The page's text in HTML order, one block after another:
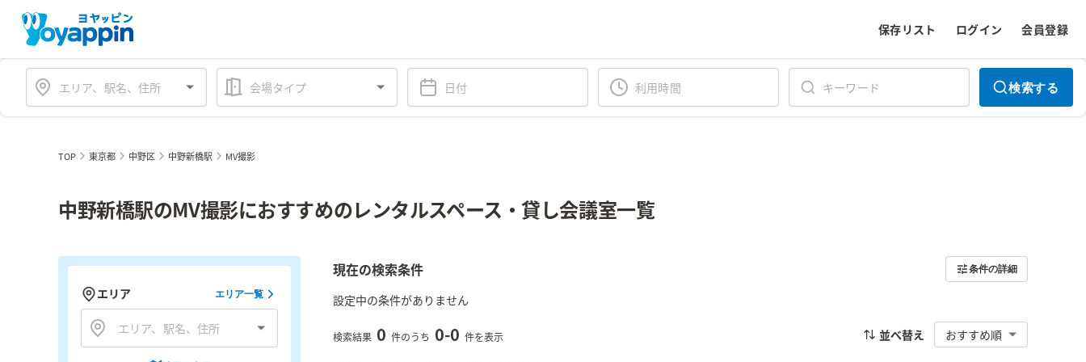
保存リスト ログイン 会員登録
会場タイプ 検索する
TOP 東京都 中野区 中野新橋駅 MV撮影
中野新橋駅のMV撮影におすすめのレンタルスペース・貸し会議室一覧
現在の検索条件 条件の詳細
設定中の条件がありません
検索結果 0 件のうち 0-0 件を表示 並べ替え おすすめ順
エリア エリア一覧